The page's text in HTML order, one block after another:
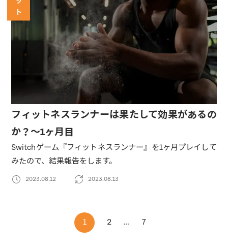
ト
フィットネスランナーは果たして効果があるの
か？〜1ヶ月目
Switchゲーム『フィットネスランナー』を1ヶ月プレイして
みたので、結果報告をします。
2023.08.12 2023.08.13
1 2 … 7